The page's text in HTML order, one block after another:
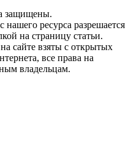
защищены.
ресурса разрешается
на страницу статьи.
сайте взяты с открытых
все права на
владельцам.